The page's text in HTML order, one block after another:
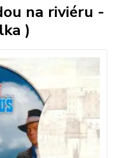
na riviéru -
)